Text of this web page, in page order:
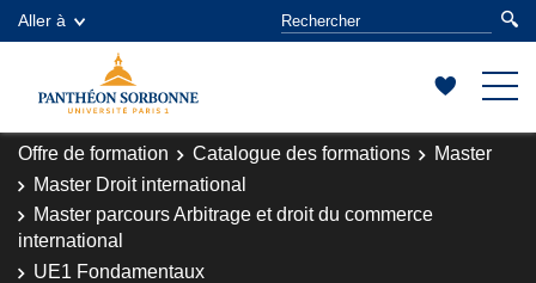
Aller à
Offre de formation Catalogue des formations
Master
Master Droit international
Master parcours Arbitrage et droit du commerce
international
UE1 Fondamentaux